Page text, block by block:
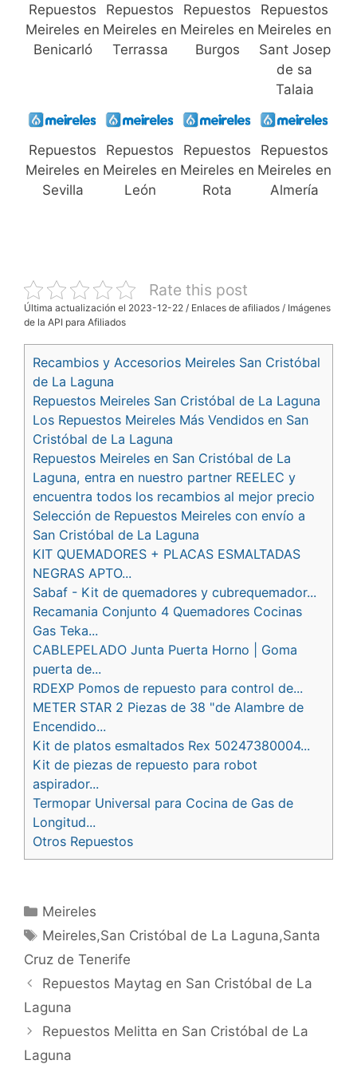
Repuestos
Meireles en
Benicarló
Repuestos
Meireles en
Terrassa
Repuestos
Meireles en
Burgos
Repuestos
Meireles en
Sant Josep
de sa
Talaia
Repuestos
Meireles en
Sevilla
Repuestos
Meireles en
León
Repuestos
Meireles en
Rota
Repuestos
Meireles en
Almería
Rate this post
Última actualización el 2023-12-22 / Enlaces de afiliados / Imágenes
de la API para Afiliados
Recambios y Accesorios Meireles San Cristóbal
de La Laguna
Repuestos Meireles San Cristóbal de La Laguna
Los Repuestos Meireles Más Vendidos en San
Cristóbal de La Laguna
Repuestos Meireles en San Cristóbal de La
Laguna, entra en nuestro partner REELEC y
encuentra todos los recambios al mejor precio
Selección de Repuestos Meireles con envío a
San Cristóbal de La Laguna
KIT QUEMADORES + PLACAS ESMALTADAS
NEGRAS APTO...
Sabaf - Kit de quemadores y cubrequemador...
Recamania Conjunto 4 Quemadores Cocinas
Gas Teka...
CABLEPELADO Junta Puerta Horno | Goma
puerta de...
RDEXP Pomos de repuesto para control de...
METER STAR 2 Piezas de 38 "de Alambre de
Encendido...
Kit de platos esmaltados Rex 50247380004...
Kit de piezas de repuesto para robot
aspirador...
Termopar Universal para Cocina de Gas de
Longitud...
Otros Repuestos
Categorías
Meireles
Etiquetas
Meireles,San Cristóbal de La Laguna,Santa
Cruz de Tenerife
Navegación
de
entradas
Repuestos Maytag en San Cristóbal de La
Laguna
Repuestos Melitta en San Cristóbal de La
Laguna